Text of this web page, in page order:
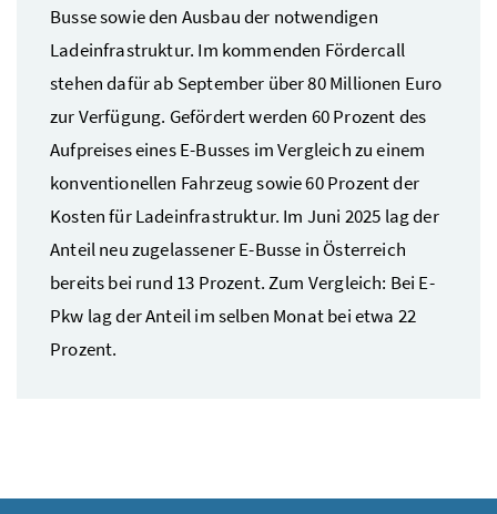
Busse sowie den Ausbau der notwendigen
Ladeinfrastruktur. Im kommenden Fördercall
stehen dafür ab September über 80 Millionen Euro
zur Verfügung. Gefördert werden 60 Prozent des
Aufpreises eines E-Busses im Vergleich zu einem
konventionellen Fahrzeug sowie 60 Prozent der
Kosten für Ladeinfrastruktur. Im Juni 2025 lag der
Anteil neu zugelassener E-Busse in Österreich
bereits bei rund 13 Prozent. Zum Vergleich: Bei E-
Pkw lag der Anteil im selben Monat bei etwa 22
Prozent.